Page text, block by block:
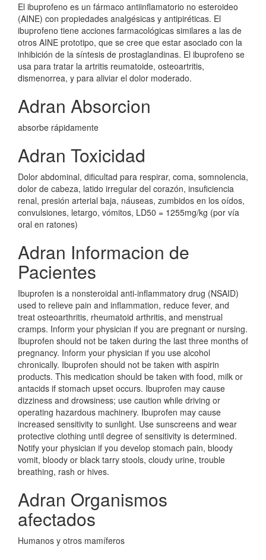
El ibuprofeno es un fármaco antiinflamatorio no esteroideo
(AINE) con propiedades analgésicas y antipiréticas. El
ibuprofeno tiene acciones farmacológicas similares a las de
otros AINE prototipo, que se cree que estar asociado con la
inhibición de la síntesis de prostaglandinas. El ibuprofeno se
usa para tratar la artritis reumatoide, osteoartritis,
dismenorrea, y para aliviar el dolor moderado.
Adran Absorcion
absorbe rápidamente
Adran Toxicidad
Dolor abdominal, dificultad para respirar, coma, somnolencia,
dolor de cabeza, latido irregular del corazón, insuficiencia
renal, presión arterial baja, náuseas, zumbidos en los oídos,
convulsiones, letargo, vómitos, LD50 = 1255mg/kg (por vía
oral en ratones)
Adran Informacion de
Pacientes
Ibuprofen is a nonsteroidal anti-inflammatory drug (NSAID)
used to relieve pain and inflammation, reduce fever, and
treat osteoarthritis, rheumatoid arthritis, and menstrual
cramps. Inform your physician if you are pregnant or nursing.
Ibuprofen should not be taken during the last three months of
pregnancy. Inform your physician if you use alcohol
chronically. Ibuprofen should not be taken with aspirin
products. This medication should be taken with food, milk or
antacids if stomach upset occurs. Ibuprofen may cause
dizziness and drowsiness; use caution while driving or
operating hazardous machinery. Ibuprofen may cause
increased sensitivity to sunlight. Use sunscreens and wear
protective clothing until degree of sensitivity is determined.
Notify your physician if you develop stomach pain, bloody
vomit, bloody or black tarry stools, cloudy urine, trouble
breathing, rash or hives.
Adran Organismos
afectados
Humanos y otros mamíferos